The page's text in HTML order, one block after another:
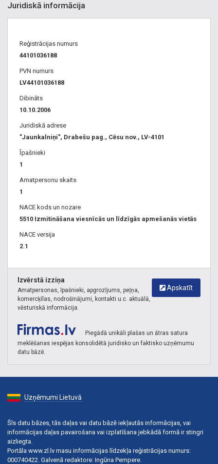
Juridiskā informācija
Reģistrācijas numurs
44101036188
PVN numurs
LV44101036188
Dibināts
10.10.2006
Juridiskā adrese
"Jaunkalniņi", Drabešu pag., Cēsu nov., LV-4101
Īpašnieki
1
Amatpersonu skaits
1
NACE kods un nozare
5510 Izmitināšana viesnīcās un līdzīgās apmešanās vietās
NACE versija
2.1
Apskatīt
Izvērstā izziņa
Amatpersonas, īpašnieki, apgrozījums, peļņa,
komercķīlas, nodrošinājumi, kontakti u.c. aktuālā,
vēsturiskā informācija.
Piegādā unikāli plašas un ātras satura
meklēšanas iespējas konsolidētā juridisko un faktisko uzņēmumu
datu bāzē.
Uzņēmumi Lietuvā
Šīs datu bāzes, tās daļas vai datu bāzē iekļautās informācijas, vai
informācijas daļas pavairošana vai izplatīšana jebkādā formā ir stingri
aizliegta.
Portāla www.zl.lv masu informācijas līdzekļa reģistrācijas numurs:
000740422. Galvenā redaktore: Ingūna Pempere.